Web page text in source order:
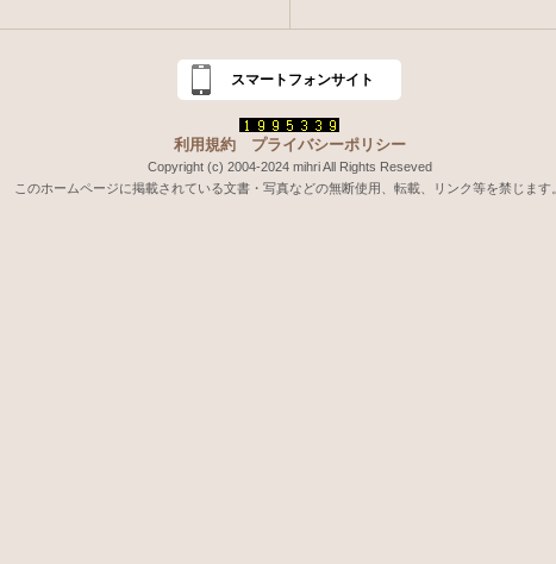
スマートフォンサイト
利用規約 プライバシーポリシー
Copyright (c) 2004-2024 mihri All Rights Reseved
このホームページに掲載されている文書・写真などの無断使用、転載、リンク等を禁じます